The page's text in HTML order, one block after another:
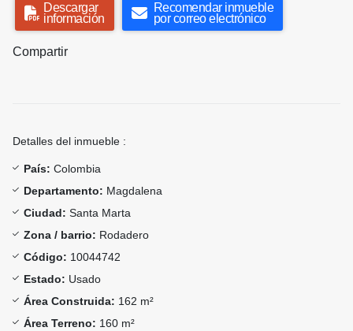
Descargar
información
Recomendar inmueble
por correo electrónico
Compartir
Detalles del inmueble :
País: Colombia
Departamento: Magdalena
Ciudad: Santa Marta
Zona / barrio: Rodadero
Código: 10044742
Estado: Usado
Área Construida: 162 m²
Área Terreno: 160 m²